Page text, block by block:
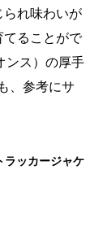
られ味わいが
てることがで
ンス）の厚手
、参考にサ
ラッカージャケ